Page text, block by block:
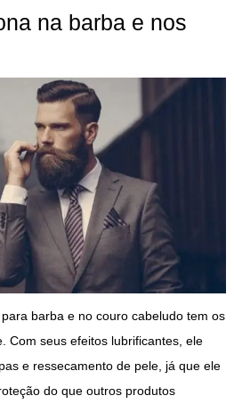
na barba e nos
barba e no couro cabeludo tem os
Com seus efeitos lubrificantes, ele
e ressecamento de pele, já que ele
do que outros produtos